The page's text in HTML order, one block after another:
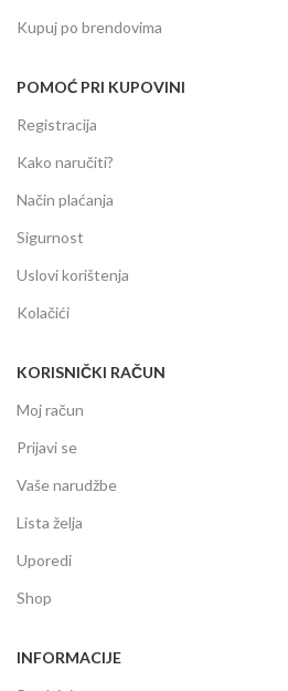
Kupuj po brendovima
POMOĆ PRI KUPOVINI
Registracija
Kako naručiti?
Način plaćanja
Sigurnost
Uslovi korištenja
Kolačići
KORISNIČKI RAČUN
Moj račun
Prijavi se
Vaše narudžbe
Lista želja
Uporedi
Shop
INFORMACIJE